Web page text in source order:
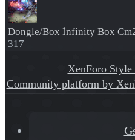
Dongle/Box İnfinity Box Cm2
317
XenForo
Community platform by